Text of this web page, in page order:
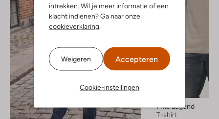
intrekken. Wil je meer informatie of een
klacht indienen? Ga naar onze
cookieverklaring.
Weigeren Accepteren
Cookie-instellingen
Pme Legend
T-shirt